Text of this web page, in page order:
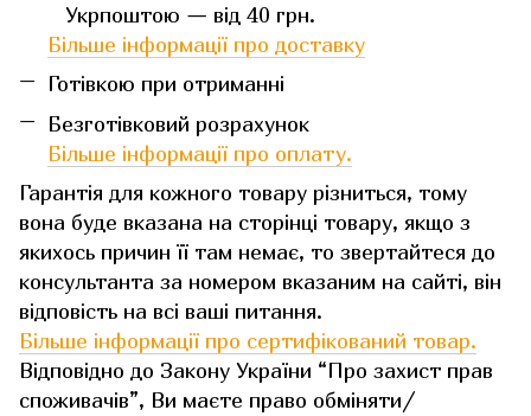
Укрпоштою — від 40 грн.
Більше інформації про доставку
Готівкою при отриманні
Безготівковий розрахунок
Більше інформації про оплату.
Гарантія для кожного товару різниться, тому
вона буде вказана на сторінці товару, якщо з
якихось причин її там немає, то звертайтеся до
консультанта за номером вказаним на сайті, він
відповість на всі ваші питання.
Більше інформації про сертифікований товар.
Відповідно до Закону України “Про захист прав
споживачів”, Ви маєте право обміняти/